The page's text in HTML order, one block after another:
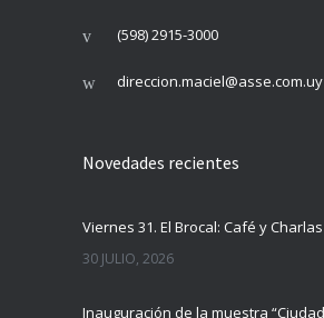
(598) 2915-3000
direccion.maciel@asse.com.uy
Novedades recientes
Viernes 31. El Brocal: Café y Charlas
30 JULIO, 2026